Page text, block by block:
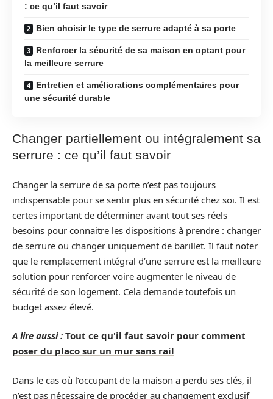
: ce qu’il faut savoir
Bien choisir le type de serrure adapté à sa porte
Renforcer la sécurité de sa maison en optant pour
la meilleure serrure
Entretien et améliorations complémentaires pour
une sécurité durable
Changer partiellement ou intégralement sa
serrure : ce qu’il faut savoir
Changer la serrure de sa porte n’est pas toujours
indispensable pour se sentir plus en sécurité chez soi. Il est
certes important de déterminer avant tout ses réels
besoins pour connaitre les dispositions à prendre : changer
de serrure ou changer uniquement de barillet. Il faut noter
que le remplacement intégral d’une serrure est la meilleure
solution pour renforcer voire augmenter le niveau de
sécurité de son logement. Cela demande toutefois un
budget assez élevé.
A lire aussi : Tout ce qu'il faut savoir pour comment
poser du placo sur un mur sans rail
Dans le cas où l’occupant de la maison a perdu ses clés, il
n’est pas nécessaire de procéder au changement exclusif